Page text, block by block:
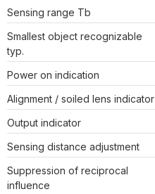
Sensing range Tb
Smallest object recognizable
typ.
Power on indication
Alignment / soiled lens indicator
Output indicator
Sensing distance adjustment
Suppression of reciprocal
influence